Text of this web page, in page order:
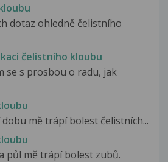
dotaz ohledně čelistního
čelistního kloubu
se s prosbou o radu, jak
mě trápí bolest čelistních...
půl mě trápí bolest zubů.